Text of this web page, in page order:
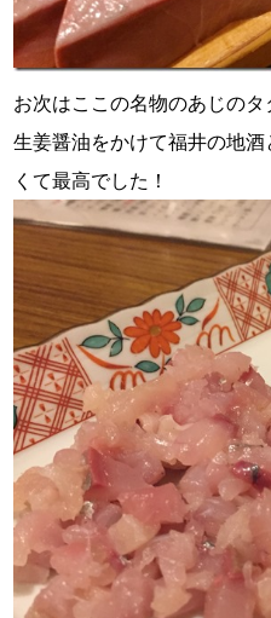
お次はここの名物のあじのタ
生姜醤油をかけて福井の地
くて最高でした！